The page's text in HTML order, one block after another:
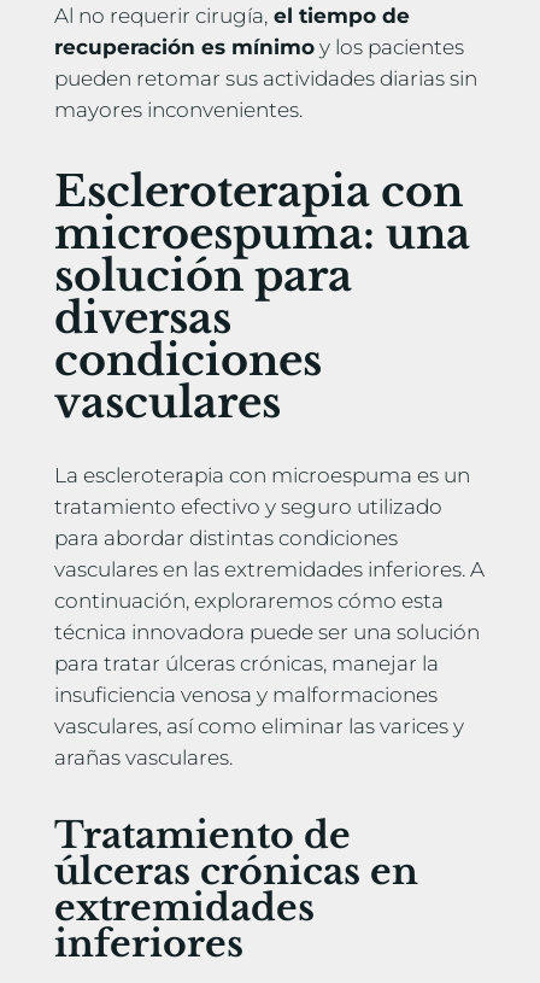
Al no requerir cirugía, el tiempo de
recuperación es mínimoy los pacientes
pueden retomar sus actividades diarias sin
mayores inconvenientes.
Escleroterapia con
microespuma: una
solución para
diversas
condiciones
vasculares
La escleroterapia con microespuma es un
tratamiento efectivo y seguro utilizado
para abordar distintas condiciones
vasculares en las extremidades inferiores. A
continuación, exploraremos cómo esta
técnica innovadora puede ser una solución
para tratar úlceras crónicas, manejar la
insuficiencia venosa y malformaciones
vasculares, así como eliminar las varices y
arañas vasculares.
Tratamiento de
úlceras crónicas en
extremidades
inferiores